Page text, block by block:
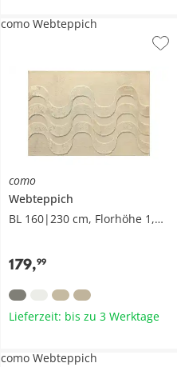
como
Webteppich
BL 160|230 cm, Florhöhe 1,5 cm
179,99
como Webteppich
Lieferzeit: bis zu 3 Werktage
como Webteppich